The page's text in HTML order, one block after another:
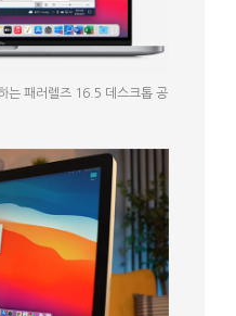
는 패러렐즈 16.5 데스크톱 공